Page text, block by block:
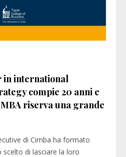
in international
compie 20 anni e
riserva una grande
di Cimba ha formato
di lasciare la loro